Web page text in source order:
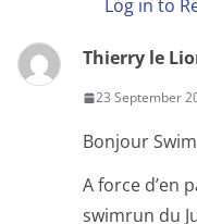
Log in to
Thierry le
23 September
‌Bonjour
A force d’en
swimrun du